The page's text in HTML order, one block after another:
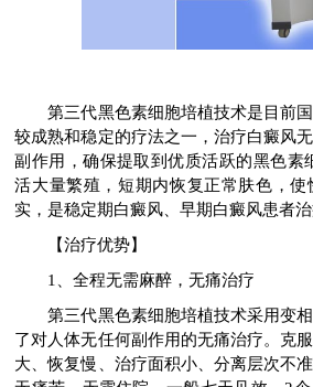
第三代黑色素细胞培植技术是目前国
较成熟和稳定的疗法之一，治疗白癜风
副作用，确保提取到优质活跃的黑色素
活大量繁殖，短期内恢复正常肤色，
实，是稳定期白癜风、早期白癜风患者治
【治疗优势】
1、全程无需麻醉，无痛治疗
第三代黑色素细胞培植技术采用变相
了对人体无任何副作用的无痛治疗。克
大、恢复慢、治疗面积小、分离层次不